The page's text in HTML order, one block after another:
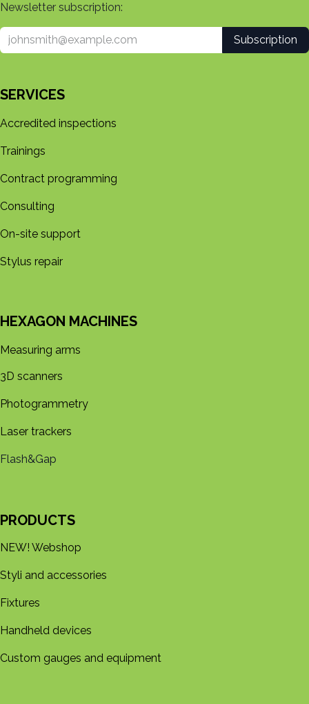
Newsletter subscription:
Subscription
SERVICES
Accredited inspections
Trainings
Contract programming
Consulting
On-site support
Stylus repair
HEXAGON MACHINES
Measuring arms
3D s​​canners
Photogrammetry
Laser trackers
Flash&Gap
PRODUCTS
NEW! Webshop
Styli and accessories
Fixtures
Handheld devices
Custom gauges and equipment